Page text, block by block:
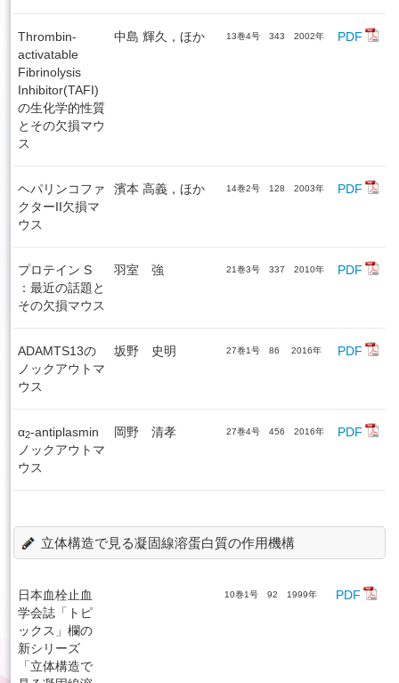
Thrombin-
activatable
Fibrinolysis
Inhibitor(TAFI)
の生化学的性質
とその欠損マウ
ス
中島 輝久，ほか 13巻4号 343 2002年 PDF
ヘパリンコファ
クターII欠損マ
ウス
濱本 高義，ほか 14巻2号 128 2003年 PDF
プロテイン S
：最近の話題と
その欠損マウス
羽室 強 21巻3号 337 2010年 PDF
ADAMTS13の
ノックアウトマ
ウス
坂野 史明 27巻1号 86 2016年 PDF
α2-antiplasmin
ノックアウトマ
ウス
岡野 清孝 27巻4号 456 2016年 PDF
立体構造で見る凝固線溶蛋白質の作用機構
日本血栓止血
学会誌「トピ
ックス」欄の
新シリーズ
「立体構造で
10巻1号 92 1999年 PDF